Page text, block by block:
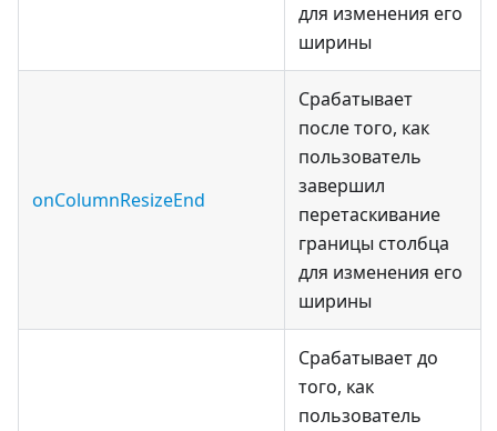
для изменения его
ширины
onColumnResizeEnd
Срабатывает
после того, как
пользователь
завершил
перетаскивание
границы столбца
для изменения его
ширины
Срабатывает до
того, как
пользователь